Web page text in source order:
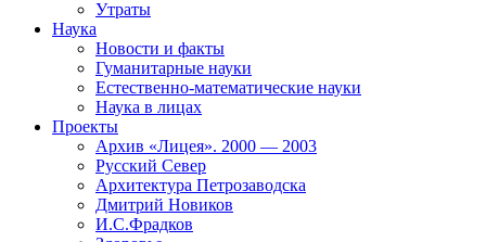
Утраты
Наука
Новости и факты
Гуманитарные науки
Естественно-математические науки
Наука в лицах
Проекты
Архив «Лицея». 2000 — 2003
Русский Север
Архитектура Петрозаводска
Дмитрий Новиков
И.С.Фрадков